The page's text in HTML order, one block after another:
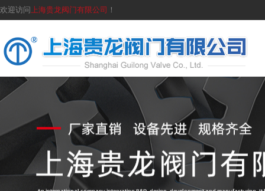
欢迎访问上海贵龙阀门有限公司 ！